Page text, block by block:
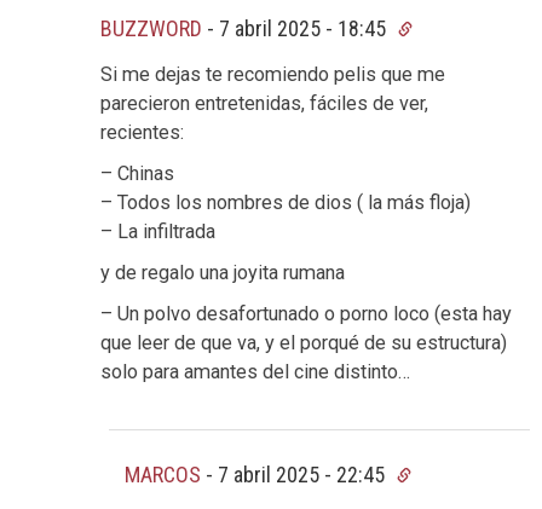
BUZZWORD - 7 abril 2025 - 18:45
Si me dejas te recomiendo pelis que me
parecieron entretenidas, fáciles de ver,
recientes:
– Chinas
– Todos los nombres de dios ( la más floja)
– La infiltrada
y de regalo una joyita rumana
– Un polvo desafortunado o porno loco (esta hay
que leer de que va, y el porqué de su estructura)
solo para amantes del cine distinto…
MARCOS - 7 abril 2025 - 22:45